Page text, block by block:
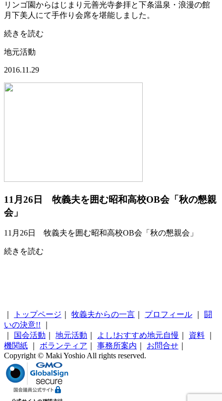
リンゴ園からはじまり元善光寺参拝と下条温泉・浪漫の館
月下美人にて手作り会席を堪能しました。
続きを読む
地元活動
2016.11.29
11月26日 牧義夫を囲む昭和高校OB会「秋の懇親
会」
11月26日 牧義夫を囲む昭和高校OB会「秋の懇親会」
続きを読む
トップページ 牧義夫からの一言 プロフィール
闘
いの決意!!
国会活動 地元活動 よし!おすすめ地元自慢 資料
機関紙
ボランティア 事務所案内 お問合せ
Copyright © Maki Yoshio All rights reserved.